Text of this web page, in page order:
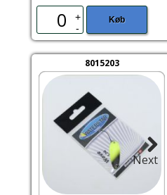
+
-
Køb
8015203
Next